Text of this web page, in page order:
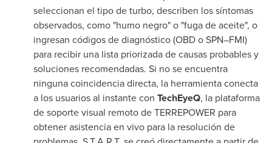
seleccionan el tipo de turbo, describen los síntomas
observados, como "humo negro" o "fuga de aceite", o
ingresan códigos de diagnóstico (OBD o SPN–FMI)
para recibir una lista priorizada de causas probables y
soluciones recomendadas. Si no se encuentra
ninguna coincidencia directa, la herramienta conecta
a los usuarios al instante con TechEyeQ, la plataforma
de soporte visual remoto de TERREPOWER para
obtener asistencia en vivo para la resolución de